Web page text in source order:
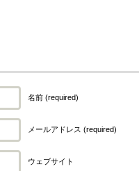
名前 (required)
メールアドレス (required)
ウェブサイト